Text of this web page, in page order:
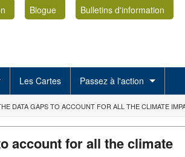
Blogue
Bulletins d'information
Les Cartes Passez à l'action
DATA GAPS TO ACCOUNT FOR ALL THE CLIMATE
account for all the climate